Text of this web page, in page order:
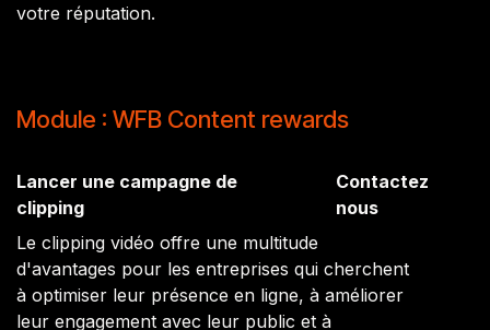
votre réputation.
Module : WFB Content rewards
Lancer une campagne de
clipping
Contactez
nous
Le clipping vidéo offre une multitude
d'avantages pour les entreprises qui cherchent
à optimiser leur présence en ligne, à améliorer
leur engagement avec leur public et à